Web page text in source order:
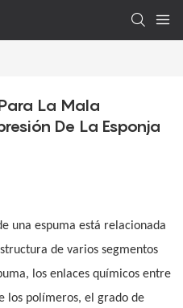
La Mala
De La Esponja
una espuma está relacionada
de varios segmentos
los enlaces químicos entre
los polímeros, el grado de